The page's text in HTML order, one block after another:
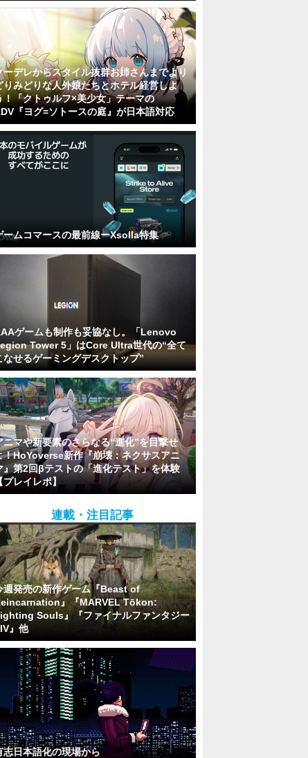
ーデレからスタイル抜群お姉さんまでより
りみどりな人外娘たちとホテル経営しよ
！「クトゥルフ×美少女」テーマの
『ヨグ=ソトースの庭』が日本語対応
ームコマースの最前線ーXsolla特集
ゲームも制作も妥協なし。「Lenovo
Tower 5」はCore Ultra世代の“全て
なせるゲーミングデスクトップ”
ニマや新要素のさらなる“進化”を目撃せ
！HoYoverse新作『崩壊：ネクサスアニ
』第2回βテストの「進化テスト」を体験
プレイレポ】
連載・注目記事
週発売の新作ゲーム『Beast of
』『MARVEL Tōkon:
Souls』『ファイナルファンタジー
』他
志日本語化の現場から